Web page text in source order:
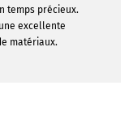
temps précieux.
excellente
matériaux.